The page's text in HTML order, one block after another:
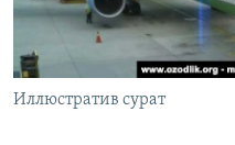
Иллюстратив сурат